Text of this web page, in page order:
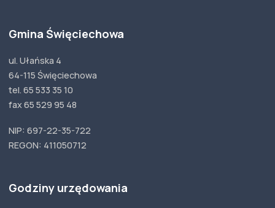
Gmina Święciechowa
ul. Ułańska 4
64-115 Święciechowa
tel. 65 533 35 10
fax 65 529 95 48
NIP: 697-22-35-722
REGON: 411050712
Godziny urzędowania